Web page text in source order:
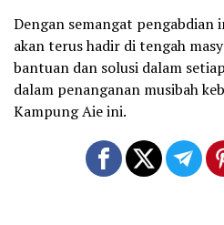
Dengan semangat pengabdian
akan terus hadir di tengah
bantuan dan solusi dalam
dalam penanganan musibah
Kampung Aie ini.